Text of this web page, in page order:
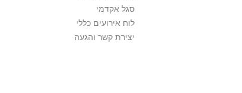
סגל אקדמי
לוח אירועים כללי
יצירת קשר והגעה